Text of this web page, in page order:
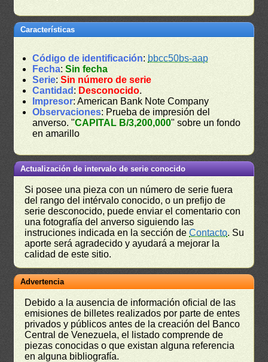
Características
Código de identificación: bbcc50bs-aap
Fecha:Sin fecha
Serie:Sin número de serie
Cantidad : Desconocido.
Impresor: American Bank Note Company
Observaciones: Prueba de impresión del
anverso. "CAPITAL B/3,200,000" sobre un fondo
en amarillo
Actualización de intervalo de serie conocido
Si posee una pieza con un número de serie fuera
del rango del intérvalo conocido, o un prefijo de
serie desconocido, puede enviar el comentario con
una fotografía del anverso siguiendo las
instruciones indicada en la sección deContacto. Su
aporte será agradecido y ayudará a mejorar la
calidad de este sitio.
Advertencia
Debido a la ausencia de información oficial de las
emisiones de billetes realizados por parte de entes
privados y públicos antes de la creación del Banco
Central de Venezuela, el listado comprende de
piezas conocidas o que existan alguna referencia
en alguna bibliografía.